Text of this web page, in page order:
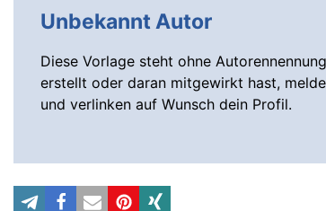
Unbekannt Autor
Diese Vorlage steht ohne
erstellt oder daran mitgewirkt hast,
und verlinken auf Wunsch dein Profil.